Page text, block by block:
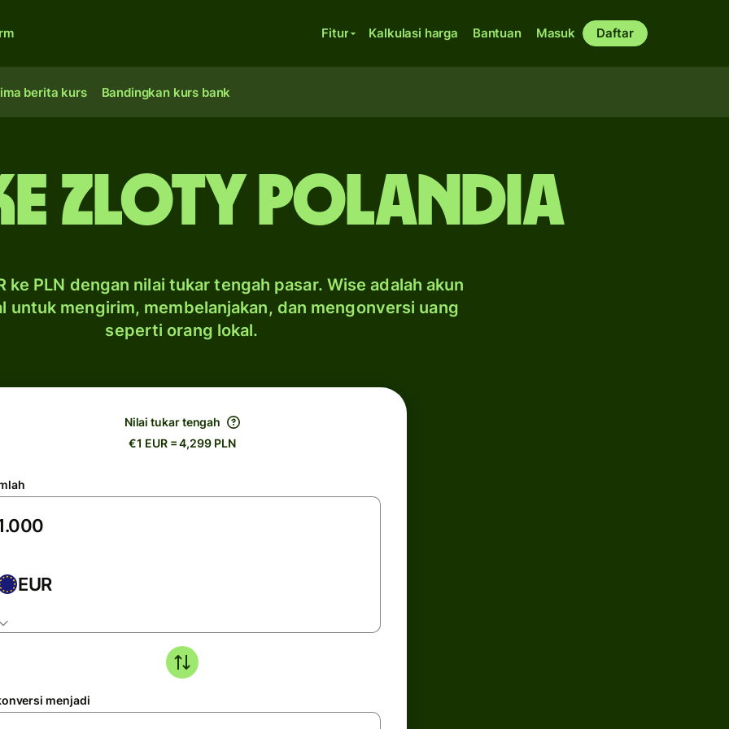
Fitur Kalkulasi harga Bantuan Masuk Daftar
berita kurs Bandingkan kurs bank
zloty Polandia
ke PLN dengan nilai tukar tengah pasar. Wise adalah akun
untuk mengirim, membelanjakan, dan mengonversi uang
seperti orang lokal.
Nilai tukar tengah
€1 EUR = 4,299 PLN
EUR
menjadi